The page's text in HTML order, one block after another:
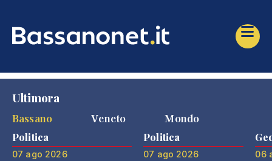
Ultimora
Bassano
Veneto Mondo
Politica
07 ago 2026
Politica
07 ago 2026 06